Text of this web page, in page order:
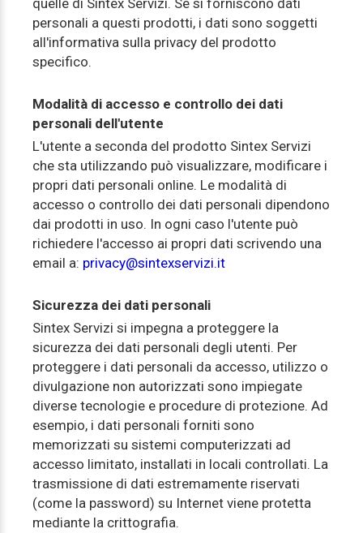
quelle di Sintex Servizi. Se si forniscono dati
personali a questi prodotti, i dati sono soggetti
all'informativa sulla privacy del prodotto
specifico.
Modalità di accesso e controllo dei dati
personali dell'utente
L'utente a seconda del prodotto Sintex Servizi
che sta utilizzando può visualizzare, modificare i
propri dati personali online. Le modalità di
accesso o controllo dei dati personali dipendono
dai prodotti in uso. In ogni caso l'utente può
richiedere l'accesso ai propri dati scrivendo una
email a: privacy@sintexservizi.it
Sicurezza dei dati personali
Sintex Servizi si impegna a proteggere la
sicurezza dei dati personali degli utenti. Per
proteggere i dati personali da accesso, utilizzo o
divulgazione non autorizzati sono impiegate
diverse tecnologie e procedure di protezione. Ad
esempio, i dati personali forniti sono
memorizzati su sistemi computerizzati ad
accesso limitato, installati in locali controllati. La
trasmissione di dati estremamente riservati
(come la password) su Internet viene protetta
mediante la crittografia.